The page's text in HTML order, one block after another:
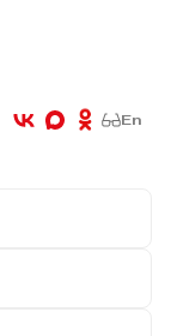
En